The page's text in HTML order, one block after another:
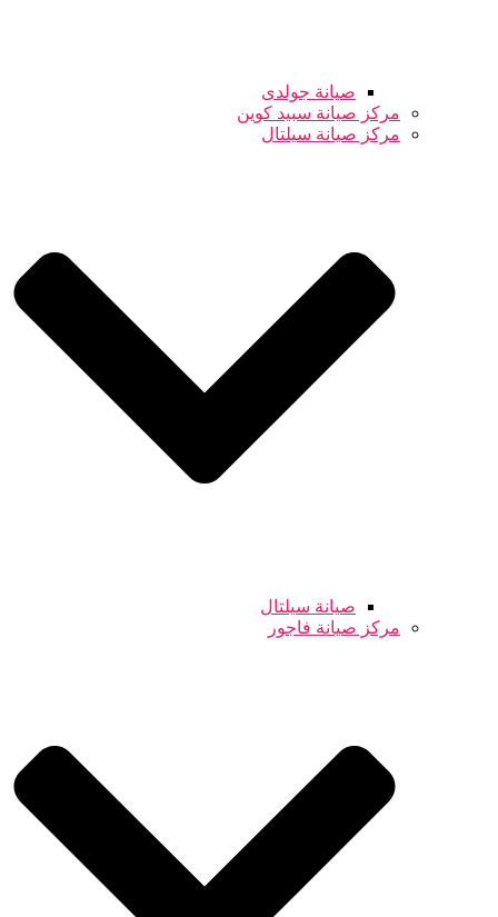
صيانة جولدى
مركز صيانة سبيد كوين
مركز صيانة سيلتال
صيانة سيلتال
مركز صيانة فاجور